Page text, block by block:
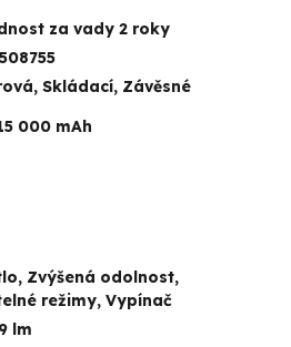
za vady 2 roky
Skládací, Závěsné
000 mAh
Zvýšená odolnost,
režimy, Vypínač
lm